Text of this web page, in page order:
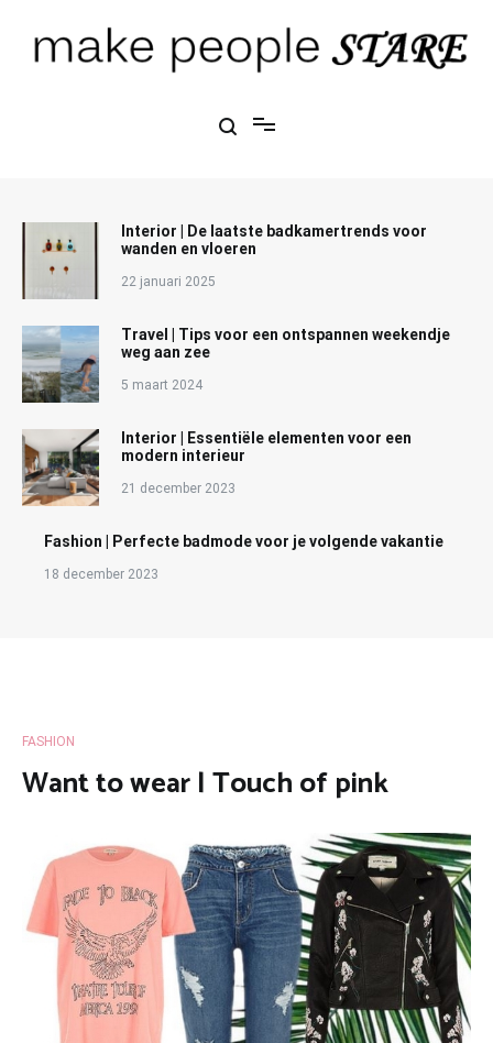
Interior | De laatste badkamertrends voor
wanden en vloeren
22 januari 2025
Travel | Tips voor een ontspannen weekendje
weg aan zee
5 maart 2024
Interior | Essentiële elementen voor een
modern interieur
21 december 2023
Fashion | Perfecte badmode voor je volgende vakantie
18 december 2023
FASHION
Want to wear | Touch of pink